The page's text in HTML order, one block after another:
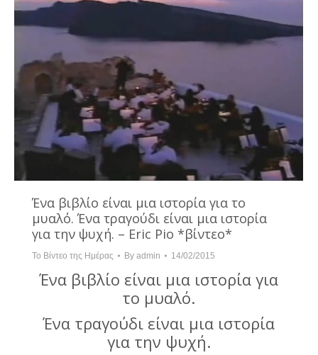
Ένα βιβλίο είναι μια ιστορία για το
μυαλό. Ένα τραγούδι είναι μια ιστορία
για την ψυχή. – Eric Pio *βίντεο*
Το Βίντεο της Ημέρας By admin 14/02/2015
Ένα βιβλίο είναι μια ιστορία για
το μυαλό.
Ένα τραγούδι είναι μια ιστορία
για την ψυχή.